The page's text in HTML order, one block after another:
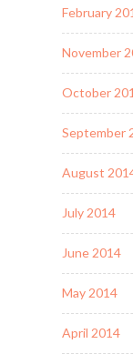
February
November
October
September
August
July 2014
June 2014
May 2014
April 2014